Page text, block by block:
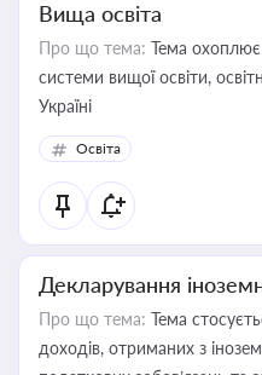
Вища освіта
Про що тема: Тема
системи вищої освіти,
Україні
Освіта
Декларування
Про що тема: Тема
доходів, отриманих з